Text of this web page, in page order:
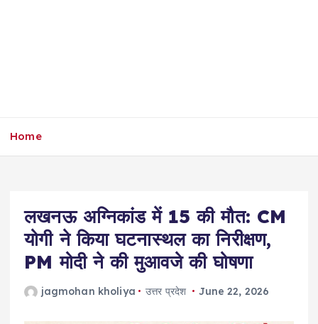
Home
लखनऊ अग्निकांड में 15 की मौत: CM
योगी ने किया घटनास्थल का निरीक्षण,
PM मोदी ने की मुआवजे की घोषणा
jagmohan kholiya उत्तर प्रदेश June 22, 2026